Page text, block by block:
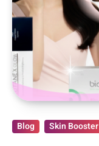
Blog Skin Booster